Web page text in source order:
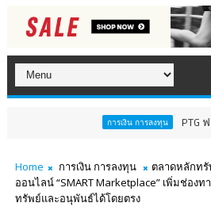
การเงิน การลงทุน PTG ฟอร์มแกร่
Home การเงิน การลงทุน
ตลาดหลักทรั
ออนไลน์ “SMART Marketplace” เพิ่มช่อง
ทรัพย์และอนุพันธ์ได้โดยตรง